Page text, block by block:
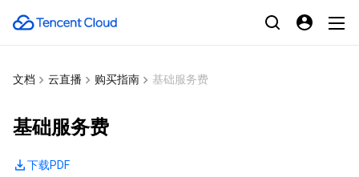
文档 云直播 购买指南 基础服务费
基础服务费
下载PDF